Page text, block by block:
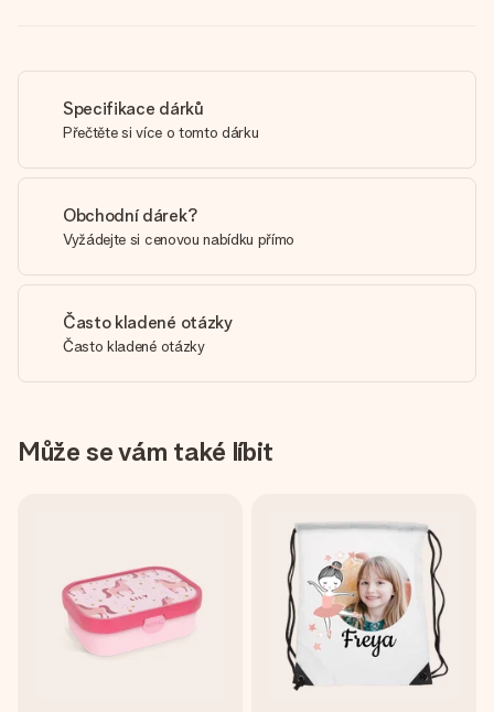
Specifikace dárků
Přečtěte si více o tomto dárku
Obchodní dárek?
Vyžádejte si cenovou nabídku přímo
Často kladené otázky
Často kladené otázky
Může se vám také líbit